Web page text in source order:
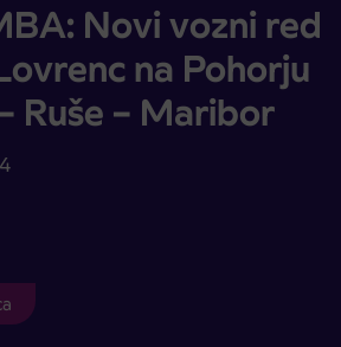
Novi vozni red
na Pohorju
Ruše – Maribor